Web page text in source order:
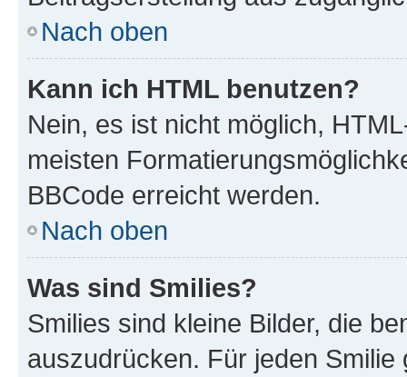
Nach oben
Kann ich HTML benutzen?
Nein, es ist nicht möglich,
meisten
BBCode erreicht werden.
Nach oben
Was sind Smilies?
Smilies sind kleine Bilder, die
auszudrücken. Für jeden